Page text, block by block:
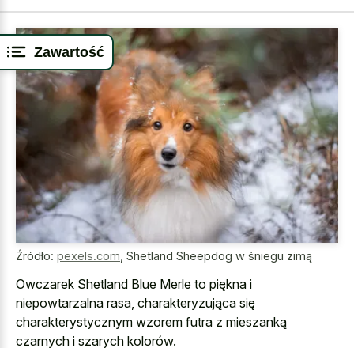
Zawartość
Źródło: pexels.com Shetland Sheepdog w śniegu zimą
Owczarek Shetland Blue Merle to piękna i
niepowtarzalna rasa, charakteryzująca się
charakterystycznym wzorem futra z mieszanką
czarnych i szarych kolorów.